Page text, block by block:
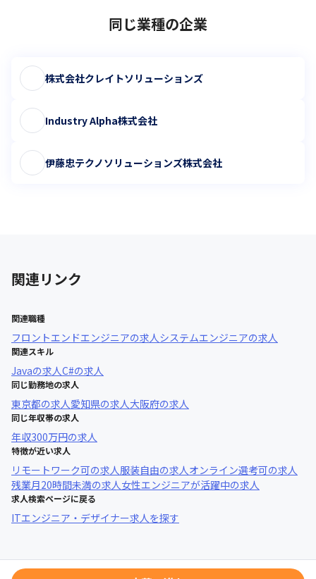
同じ業種の企業
株式会社クレイトソリューションズ
Industry Alpha株式会社
伊藤忠テクノソリューションズ株式会社
関連リンク
関連職種
フロントエンドエンジニアの求人システムエンジニアの求人
関連スキル
Javaの求人C#の求人
同じ勤務地の求人
東京都の求人愛知県の求人大阪府の求人
同じ年収帯の求人
年収300万円の求人
特徴が近い求人
リモートワーク可の求人服装自由の求人オンライン選考可の求人
残業月20時間未満の求人女性エンジニアが活躍中の求人
求人検索ページに戻る
ITエンジニア・デザイナー求人を探す